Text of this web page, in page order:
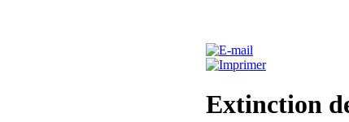
Extinction